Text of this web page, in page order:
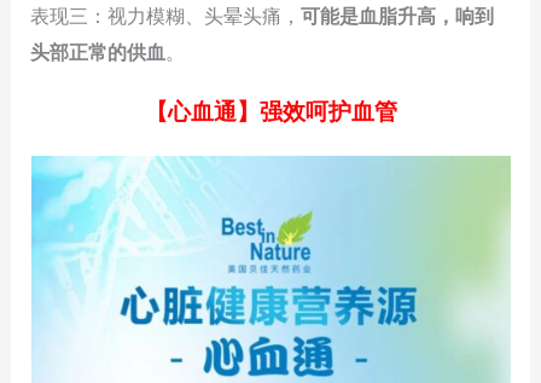
表现三：视力模糊、头晕头痛，可能是血脂升高，响到
头部正常的供血。
【心血通】强效呵护血管